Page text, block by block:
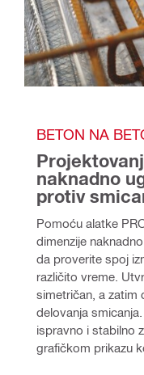
BETON NA
naknadno
protiv
Pomoću alatke
dimenzije
da proverite spoj
različito vreme.
simetričan, a zatim
delovanja
ispravno i stabilno
grafičkom prikazu